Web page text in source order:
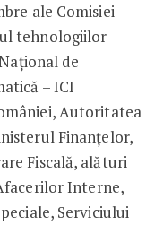
ale Comisiei
tehnologiilor
de
– ICI
Autoritatea
Finanțelor,
Fiscală, alături
Interne,
Serviciului